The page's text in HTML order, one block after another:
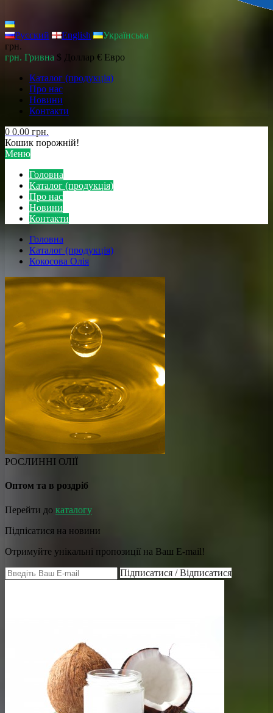
Русский English
Українська
грн.
грн. Гривна $ Доллар € Евро
Каталог (продукція)
Про нас
Новини
Контакти
0 0.00 грн.
Кошик порожній!
Меню
Головна
Каталог (продукція)
Про нас
Новини
Контакти
Головна
Каталог (продукція)
Кокосова Олія
РОСЛИННІ ОЛІЇ
Оптом та в роздріб
Перейти до каталогу
Підпісатися на новини
Отримуйте унікальні пропозиції на Ваш E-mail!
Підписатися / Відписатися